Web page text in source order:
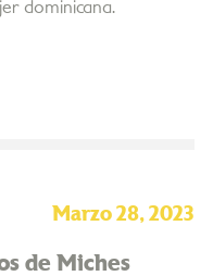
dominicana.
Marzo 28, 2023
de Miches